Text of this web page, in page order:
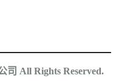
司 All Rights Reserved.